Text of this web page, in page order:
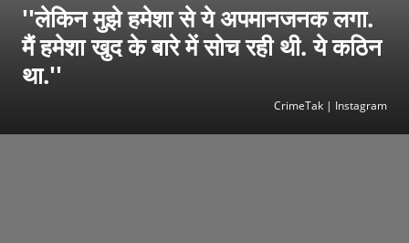
''लेकिन मुझे हमेशा से ये अपमानजनक लगा.
मैं हमेशा खुद के बारे में सोच रही थी. ये कठिन
था.''
CrimeTak | Instagram